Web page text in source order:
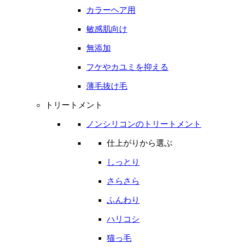
カラーヘア用
敏感肌向け
無添加
フケやカユミを抑える
薄毛抜け毛
トリートメント
ノンシリコンのトリートメント
仕上がりから選ぶ
しっとり
さらさら
ふんわり
ハリコシ
猫っ毛